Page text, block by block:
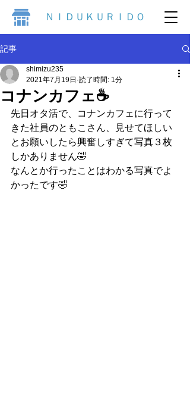
ＮＩＤＵＫＵＲＩＤＯ
記事
コナンカフェ☕
shimizu235
2021年7月19日 読了時間: 1分
先日オタ活で、コナンカフェに行って
きた社員のともこさん、見せてほしい
とお願いしたら興奮しすぎて写真３枚
しかありません🤣
なんとか行ったことはわかる写真でよ
かったです🤣